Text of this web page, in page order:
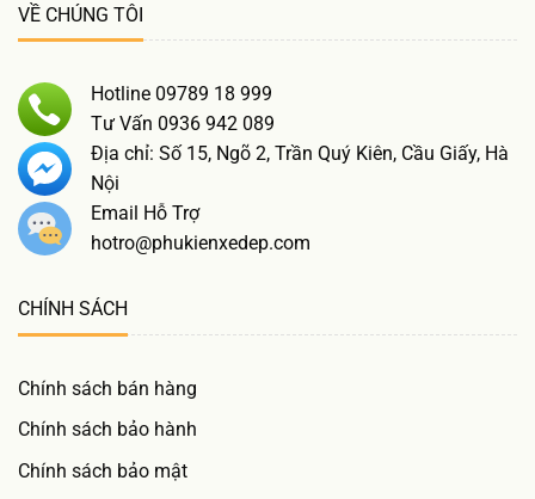
VỀ CHÚNG TÔI
Hotline 09789 18 999
Tư Vấn 0936 942 089
Địa chỉ: Số 15, Ngõ 2, Trần Quý Kiên, Cầu Giấy, Hà
Nội
Email Hỗ Trợ
hotro@phukienxedep.com
CHÍNH SÁCH
Chính sách bán hàng
Chính sách bảo hành
Chính sách bảo mật